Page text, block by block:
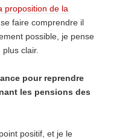
proposition de la
faire comprendre il
possible, je pense
clair.
pour reprendre
les pensions des
positif, et je le